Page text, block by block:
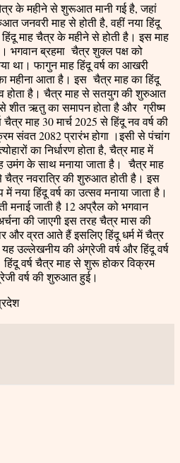
के महीने से शुरूआत मानी गई है, जहां
जनवरी माह से होती है, वहीं नया हिंदू
माह चैत्र के महीने से होती है। इस माह
भगवान ब्रहमा चैत्र शुक्ल पक्ष को
था। फागुन माह हिंदू वर्ष का आखरी
महीना आता है। इस चैत्र माह का हिंदू
होता है। चैत्र माह से सतयुग की शुरुआत
शीत ऋतु का समापन होता है और ग्रीष्म
माह 30 मार्च 2025 से हिंदू नव वर्ष की
संवत 2082 प्रारंभ होगा ।इसी से पंचांग
का निर्धारण होता है, चैत्र माह में
उमंग के साथ मनाया जाता है। चैत्र माह
चैत्र नवरात्रि की शुरुआत होती है। इस
नया हिंदू वर्ष का उत्सव मनाया जाता है।
मनाई जाती है 12 अप्रैल को भगवान
की जाएगी इस तरह चैत्र मास की
और व्रत आते हैं इसलिए हिंदू धर्म में चैत्र
उल्लेखनीय की अंग्रेजी वर्ष और हिंदू वर्ष
वर्ष चैत्र माह से शुरू होकर विक्रम
वर्ष की शुरुआत हुई।